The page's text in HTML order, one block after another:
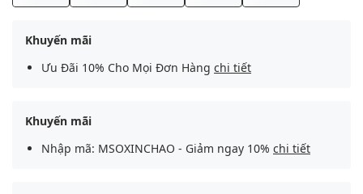
Khuyến mãi
Ưu Đãi 10% Cho Mọi Đơn Hàng chi tiết
Khuyến mãi
Nhập mã: MSOXINCHAO - Giảm ngay 10% chi tiết